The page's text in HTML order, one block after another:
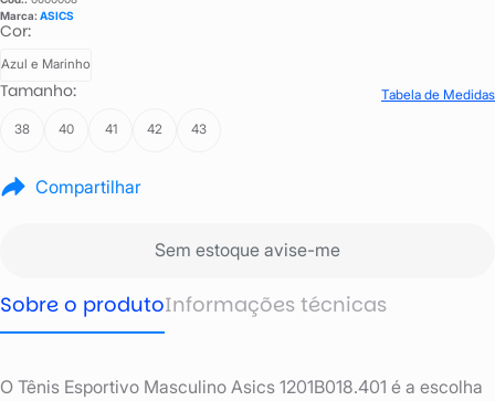
Marca: ASICS
Cor:
Azul e Marinho
Tamanho: Tabela de Medidas
38 40 41 42 43
Compartilhar
Sem estoque avise-me
Sobre o produtoInformações técnicas
O Tênis Esportivo Masculino Asics 1201B018.401 é a escolha